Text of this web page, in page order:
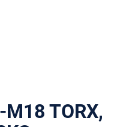
TORX,